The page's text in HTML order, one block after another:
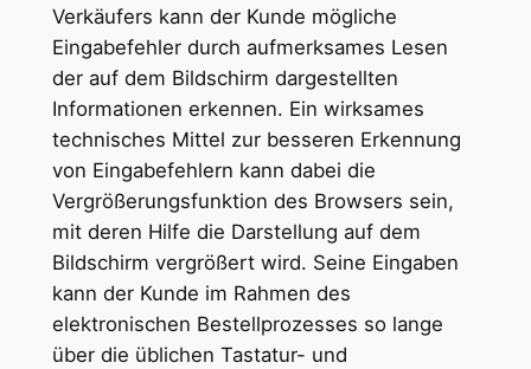
Verkäufers kann der Kunde mögliche
Eingabefehler durch aufmerksames Lesen
der auf dem Bildschirm dargestellten
Informationen erkennen. Ein wirksames
technisches Mittel zur besseren Erkennung
von Eingabefehlern kann dabei die
Vergrößerungsfunktion des Browsers sein,
mit deren Hilfe die Darstellung auf dem
Bildschirm vergrößert wird. Seine Eingaben
kann der Kunde im Rahmen des
elektronischen Bestellprozesses so lange
über die üblichen Tastatur- und